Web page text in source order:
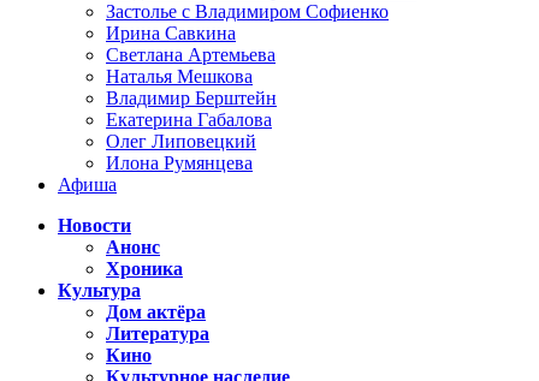
Застолье с Владимиром Софиенко
Ирина Савкина
Светлана Артемьева
Наталья Мешкова
Владимир Берштейн
Екатерина Габалова
Олег Липовецкий
Илона Румянцева
Афиша
Новости
Анонс
Хроника
Культура
Дом актёра
Литература
Кино